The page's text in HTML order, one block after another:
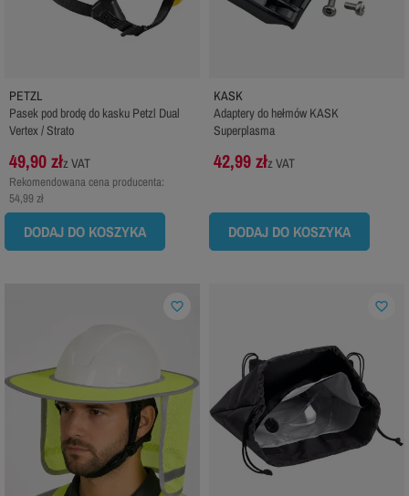
PETZL
Pasek pod brodę do kasku Petzl Dual
Vertex / Strato
49,90 złz VAT
Rekomendowana cena producenta:
54,99 zł
DODAJ DO KOSZYKA
KASK
Adaptery do hełmów KASK
Superplasma
42,99 złz VAT
DODAJ DO KOSZYKA
favorite_border favorite_border